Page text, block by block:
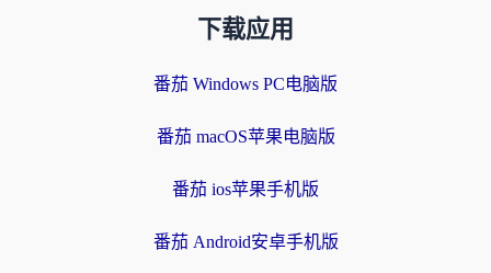
下载应用
番茄 Windows PC电脑版
番茄 macOS苹果电脑版
番茄 ios苹果手机版
番茄 Android安卓手机版